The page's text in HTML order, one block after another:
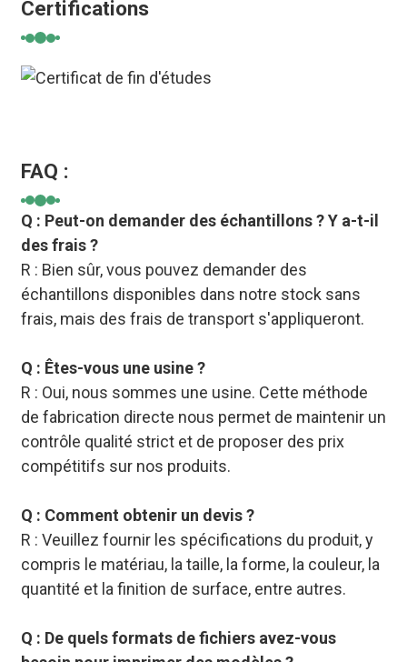
Certifications
FAQ :
Q : Peut-on demander des échantillons ? Y a-t-il
des frais ?
R : Bien sûr, vous pouvez demander des
échantillons disponibles dans notre stock sans
frais, mais des frais de transport s'appliqueront.
Q : Êtes-vous une usine ?
R : Oui, nous sommes une usine. Cette méthode
de fabrication directe nous permet de maintenir un
contrôle qualité strict et de proposer des prix
compétitifs sur nos produits.
Q : Comment obtenir un devis ?
R : Veuillez fournir les spécifications du produit, y
compris le matériau, la taille, la forme, la couleur, la
quantité et la finition de surface, entre autres.
Q : De quels formats de fichiers avez-vous